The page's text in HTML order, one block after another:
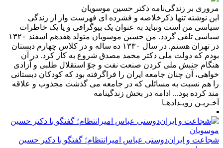
مروری بر زندگی‌نامه دکتر حسین موسویان
این نوشته تنها ذکرخلاصه و فشرده ای فهرست وار از زندگی
سیاسی من است ونباید به عنوان یک بیوگرافی و یا یک خاطرات
سیاسی تلقی گردد. من حسین موسویان متولد هفدهم اسفند ۱۳۲۰
در تهران هستم. در سال ۱۳۳۰ ده ساله و در کلاس چهارم دبستان
بودم که دولت ملی دکتر محمد مصدق شروع به کار کرد. در آن
هنگام جنبش ملی کردن صنعت نفت و جوّ استقلال طلبی و آزادی
خواهی، آن چنان جامعه ایران را فراگرفته بود که کودکان دبستانی
را هم نسبت به مسائلی که در جامعه می گذشت مجذوب و علاقه
مند کرده بود... ادامه در بخش زندگینامه
آخـریـن رویـدادهـا
شجاعت و ایران‌دوستی عباس امیرانتظام؛ گفتگو با دکتر حسین